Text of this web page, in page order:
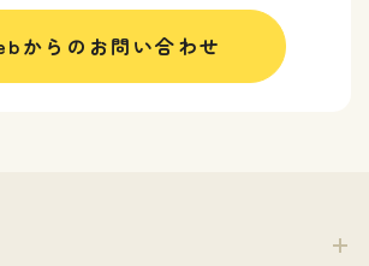
からのお問い合わせ